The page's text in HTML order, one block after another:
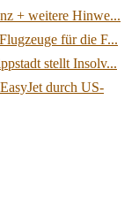
+ weitere Hinwe...
für die F...
stellt Insolv...
durch US-